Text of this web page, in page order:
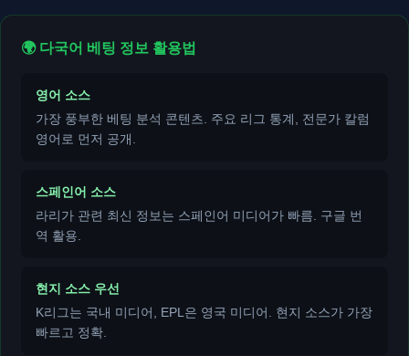
🌍 다국어 베팅 정보 활용법
영어 소스
가장 풍부한 베팅 분석 콘텐츠. 주요 리그 통계, 전문가 칼럼
영어로 먼저 공개.
스페인어 소스
라리가 관련 최신 정보는 스페인어 미디어가 빠름. 구글 번
역 활용.
현지 소스 우선
K리그는 국내 미디어, EPL은 영국 미디어. 현지 소스가 가장
빠르고 정확.